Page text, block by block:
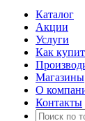
Каталог
Акции
Услуги
Как
Магазины
О
Контакты